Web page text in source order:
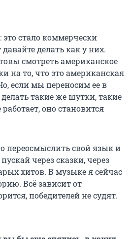
это стало коммерчески
делать как у них.
смотреть американское
на то, что это американская
если мы переносим ее в
такие же шутки, такие
оно становится
переосмыслить свой язык и
через сказки, через
хитов. В музыке я сейчас
Всё зависит от
победителей не судят.